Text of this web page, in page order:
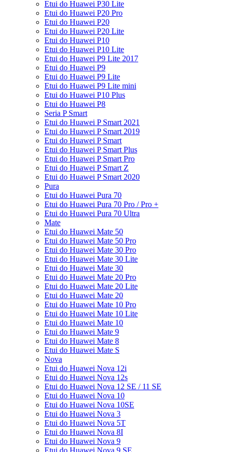
Etui do Huawei P30 Lite
Etui do Huawei P20 Pro
Etui do Huawei P20
Etui do Huawei P20 Lite
Etui do Huawei P10
Etui do Huawei P10 Lite
Etui do Huawei P9 Lite 2017
Etui do Huawei P9
Etui do Huawei P9 Lite
Etui do Huawei P9 Lite mini
Etui do Huawei P10 Plus
Etui do Huawei P8
Seria P Smart
Etui do Huawei P Smart 2021
Etui do Huawei P Smart 2019
Etui do Huawei P Smart
Etui do Huawei P Smart Plus
Etui do Huawei P Smart Pro
Etui do Huawei P Smart Z
Etui do Huawei P Smart 2020
Pura
Etui do Huawei Pura 70
Etui do Huawei Pura 70 Pro / Pro +
Etui do Huawei Pura 70 Ultra
Mate
Etui do Huawei Mate 50
Etui do Huawei Mate 50 Pro
Etui do Huawei Mate 30 Pro
Etui do Huawei Mate 30 Lite
Etui do Huawei Mate 30
Etui do Huawei Mate 20 Pro
Etui do Huawei Mate 20 Lite
Etui do Huawei Mate 20
Etui do Huawei Mate 10 Pro
Etui do Huawei Mate 10 Lite
Etui do Huawei Mate 10
Etui do Huawei Mate 9
Etui do Huawei Mate 8
Etui do Huawei Mate S
Nova
Etui do Huawei Nova 12i
Etui do Huawei Nova 12s
Etui do Huawei Nova 12 SE / 11 SE
Etui do Huawei Nova 10
Etui do Huawei Nova 10SE
Etui do Huawei Nova 3
Etui do Huawei Nova 5T
Etui do Huawei Nova 8I
Etui do Huawei Nova 9
Etui do Huawei Nova 9 SE